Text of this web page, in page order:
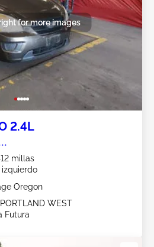
for more images
2.4L
millas
izquierdo
Oregon
WEST
Futura